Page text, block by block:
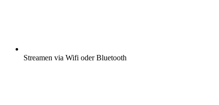
Streamen via Wifi oder Bluetooth